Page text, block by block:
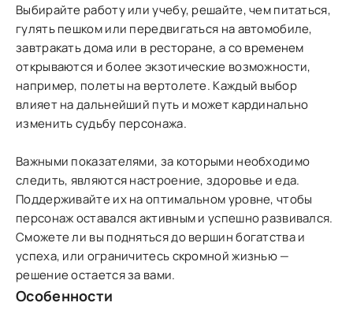
Выбирайте работу или учебу, решайте, чем питаться,
гулять пешком или передвигаться на автомобиле,
завтракать дома или в ресторане, а со временем
открываются и более экзотические возможности,
например, полеты на вертолете. Каждый выбор
влияет на дальнейший путь и может кардинально
изменить судьбу персонажа.
Важными показателями, за которыми необходимо
следить, являются настроение, здоровье и еда.
Поддерживайте их на оптимальном уровне, чтобы
персонаж оставался активным и успешно развивался.
Сможете ли вы подняться до вершин богатства и
успеха, или ограничитесь скромной жизнью —
решение остается за вами.
Особенности